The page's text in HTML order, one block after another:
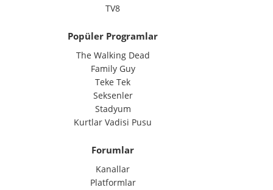
TV8
Popüler Programlar
The Walking Dead
Family Guy
Teke Tek
Seksenler
Stadyum
Kurtlar Vadisi Pusu
Forumlar
Kanallar
Platformlar